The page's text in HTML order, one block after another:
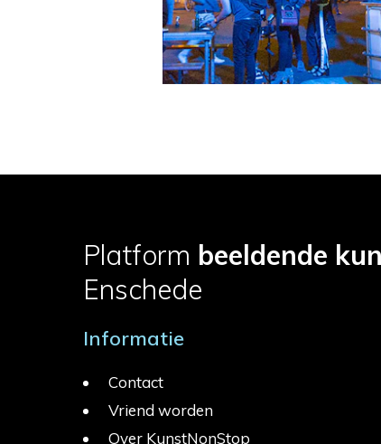
Platform beeldende
Enschede
Informatie
Contact
Vriend worden
Over KunstNonStop